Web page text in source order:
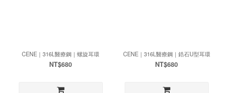
CENE｜316L醫療鋼｜螺旋耳環
NT$680
CENE｜316L醫療鋼｜鋯石U型耳環
NT$680